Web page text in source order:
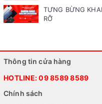
TƯNG BỪNG
RỠ
Thông tin cửa hàng
HOTLINE:09 8589 8589
Chính sách